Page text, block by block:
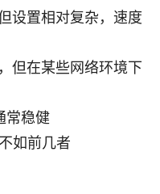
设置相对复杂，速度
但在某些网络环境下
常稳健
如前几者